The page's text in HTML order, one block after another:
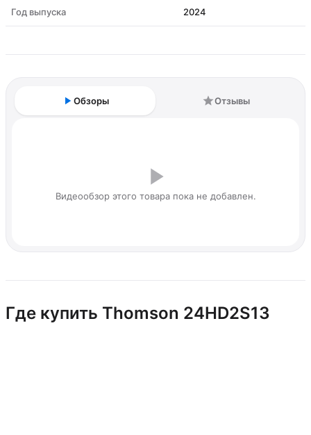
Год выпуска 2024
Обзоры Отзывы
Видеообзор этого товара пока не добавлен.
Где купить Thomson 24HD2S13